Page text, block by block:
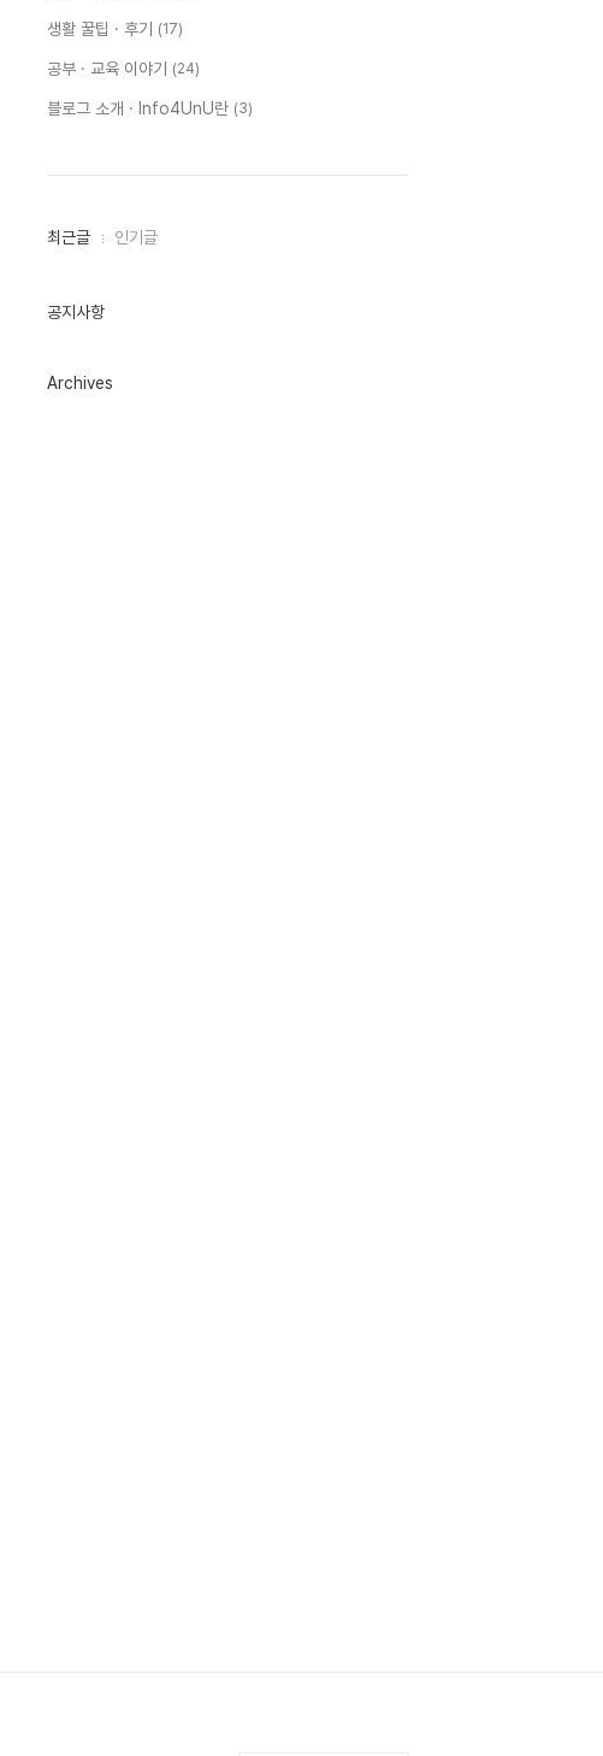
생활 꿀팁 · 후기 (17)
공부 · 교육 이야기 (24)
블로그 소개 · Info4UnU란 (3)
최
인
최근글 인기글
공지사항
Archives